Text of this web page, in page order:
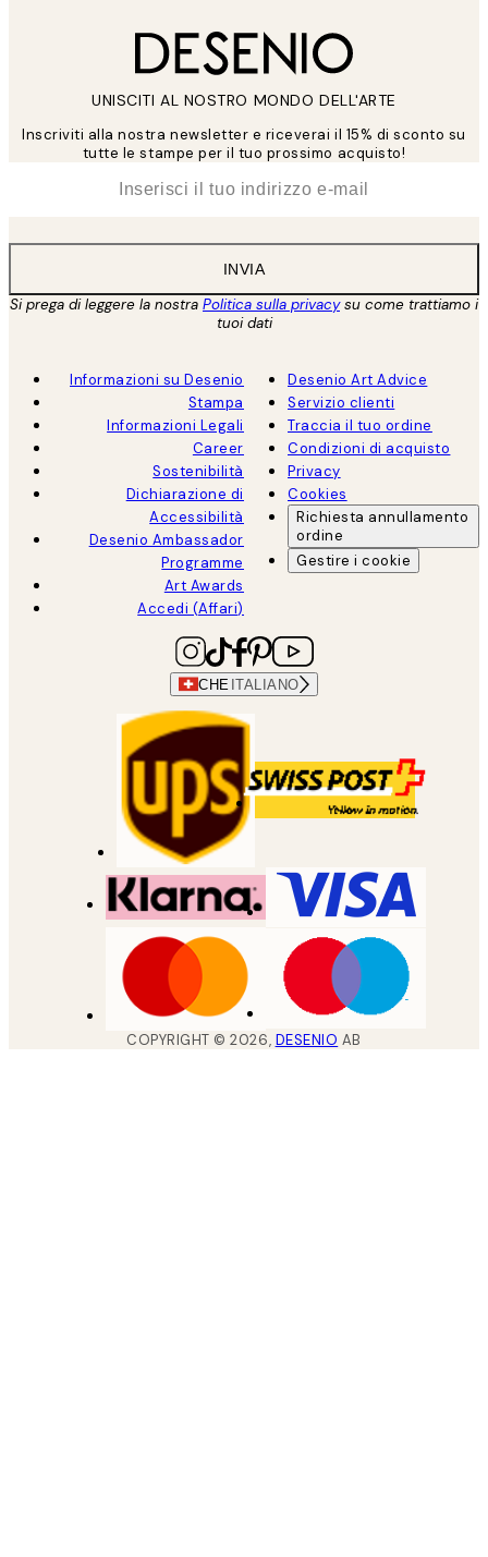
UNISCITI AL NOSTRO MONDO DELL'ARTE
Inscriviti alla nostra newsletter e riceverai il 15% di sconto su
tutte le stampe per il tuo prossimo acquisto!
INVIA
Si prega di leggere la nostra Politica sulla privacysu come trattiamo i
tuoi dati
Informazioni su Desenio
Stampa
Informazioni Legali
Career
Sostenibilità
Dichiarazione di
Accessibilità
Desenio Ambassador
Programme
Art Awards
Accedi (Affari)
Desenio Art Advice
Servizio clienti
Traccia il tuo ordine
Condizioni di acquisto
Privacy
Cookies
Richiesta annullamento
ordine
Gestire i cookie
CHE ITALIANO
COPYRIGHT ©2026, DESENIO AB